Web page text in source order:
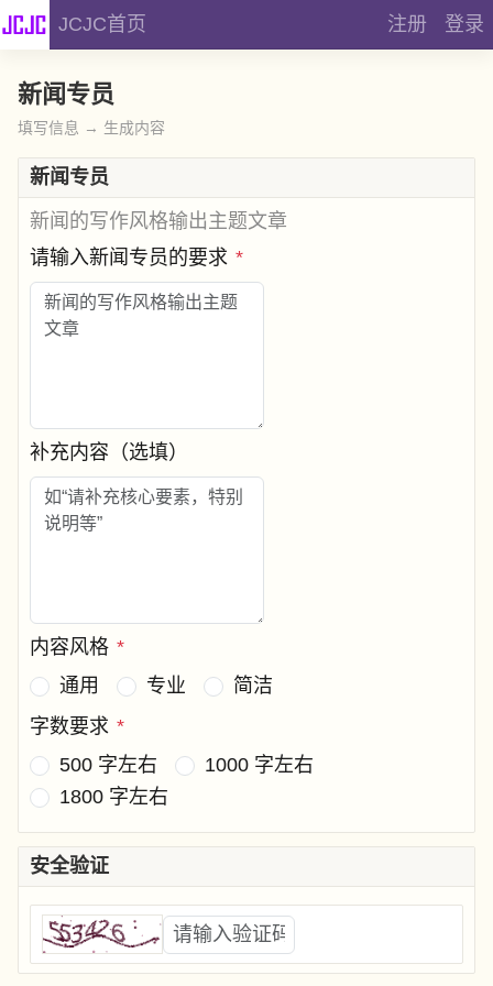
JCJC首页 注册 登录
新闻专员
填写信息 → 生成内容
新闻专员
新闻的写作风格输出主题文章
请输入新闻专员的要求 *
补充内容（选填）
内容风格 *
通用
专业
简洁
字数要求 *
500 字左右
1000 字左右
1800 字左右
安全验证